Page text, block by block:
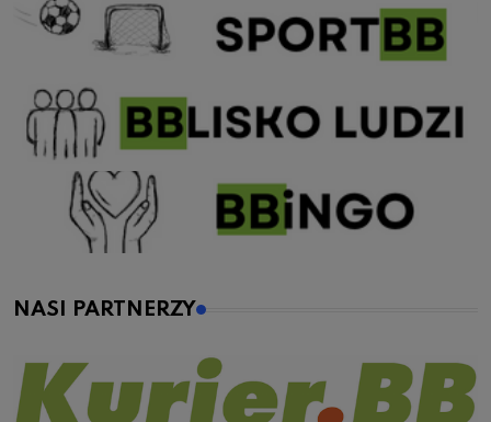
NASI PARTNERZY